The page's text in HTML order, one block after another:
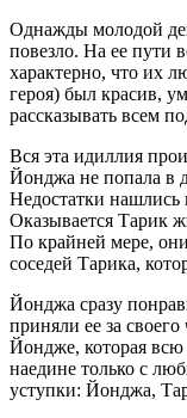
Однажды молодой
повезло. На ее пути
характерно, что их
героя) был красив,
рассказывать всем
Вся эта идиллия
Йонджа не попала в
Недостатки
Оказывается Тарик
По крайней мере,
соседей Тарика,
Йонджа сразу
приняли ее за
Йондже, которая
наедине только с
уступки: Йонджа,